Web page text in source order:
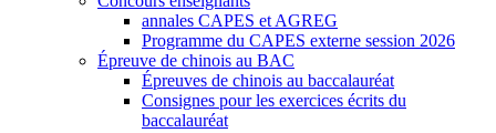
annales CAPES et AGREG
Programme du CAPES externe session 2026
Épreuve de chinois au BAC
Épreuves de chinois au baccalauréat
Consignes pour les exercices écrits du
baccalauréat